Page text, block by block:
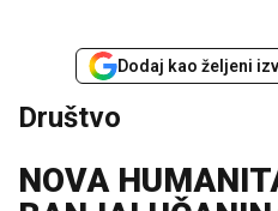
Dodaj kao željeni
Društvo
NOVA